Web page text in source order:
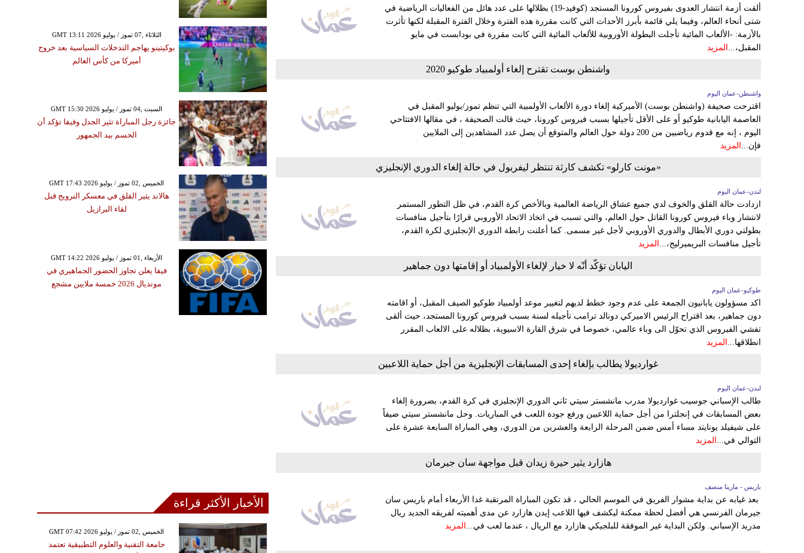
ألقت أزمة انتشار العدوى بفيروس كورونا المستجد (كوفيد-19) بظلالها على عدد هائل من الفعاليات الرياضية في
شتى أنحاء العالم، وفيما يلي قائمة بأبرز الأحداث التي كانت مقررة هذه الفترة وخلال الفترة المقبلة لكنها تأثرت
بالأزمة: -الألعاب المائية تأجلت البطولة الأوروبية للألعاب المائية التي كانت مقررة في بودابست في مايو
المقبل،... المزيد
واشنطن بوست تقترح إلغاء أولمبياد طوكيو 2020
واشنطن-عمان اليوم
اقترحت صحيفة (واشنطن بوست) الأميركية إلغاء دورة الألعاب الأولمبية التي تنظم تموز/يوليو المقبل في
العاصمة اليابانية طوكيو أو على الأقل تأجيلها بسبب فيروس كورونا، حيث قالت الصحيفة ، في مقالها الافتتاحي
اليوم ، إنه مع قدوم رياضيين من 200 دولة حول العالم والمتوقع أن يصل عدد المشاهدين إلى الملايين
فإن...
المزيد
«مونت كارلو» تكشف كارثة تنتظر ليفربول في حالة إلغاء الدوري الإنجليزي
لندن-عمان اليوم
ازدادت حالة القلق والخوف لدي جميع عشاق الرياضة العالمية وبالأخص كرة القدم، في ظل التطور المستمر
لانتشار وباء فيروس كورونا القاتل حول العالم، والتي تسبب في اتخاذ الاتحاد الأوروبي قرارًا بتأجيل منافسات
بطولتي دوري الأبطال والدوري الأوروبي لأجل غير مسمى. كما أعلنت رابطة الدوري الإنجليزي لكرة القدم،
تأجيل منافسات البريميرليج،... المزيد
اليابان تؤكّد أنّه لا خيار لإلغاء الأولمبياد أو إقامتها دون جماهير
طوكيو-عمان اليوم
اكد مسؤولون يابانيون الجمعة على عدم وجود خطط لديهم لتغيير موعد أولمبياد طوكيو الصيف المقبل، أو اقامته
دون جماهير، بعد اقتراح الرئيس الاميركي دونالد ترامب تأجيله لسنة بسبب فيروس كورونا المستجد، حيث ألقى
تفشي الفيروس الذي تحوّل الى وباء عالمي، خصوصا في شرق القارة الاسيوية، بظلاله على الالعاب المقرر
انطلاقها...
المزيد
غوارديولا يطالب بإلغاء إحدى المسابقات الإنجليزية من أجل حماية اللاعبين
لندن-عمان اليوم
طالب الإسباني جوسيب غوارديولا مدرب مانشستر سيتي ثاني الدوري الإنجليزي في كرة القدم، بضرورة إلغاء
بعض المسابقات في إنجلترا من أجل حماية اللاعبين ورفع جودة اللعب في المباريات. وحل مانشستر سيتي ضيفاً
على شيفيلد يونايتد مساء أمس ضمن المرحلة الرابعة والعشرين من الدوري، وهي المباراة السابعة عشرة على
التوالي في... المزيد
هازارد يثير حيرة زيدان قبل مواجهة سان جيرمان
باريس - مارينا منصف
بعد غيابه عن بداية مشوار الفريق في الموسم الحالي ، قد تكون المباراة المرتقبة غدا الأربعاء أمام باريس سان
جيرمان الفرنسي هي أفضل لحظة ممكنة ليكشف فيها اللاعب إيدن هازارد عن مدى أهميته لفريقه الجديد ريال
مدريد الإسباني. ولكن البداية غير الموفقة للبلجيكي هازارد مع الريال ، عندما لعب في... المزيد
GMT 13:11 2026 الثلاثاء ,07 تموز / يوليو
بوكيتينو يهاجم التدخلات السياسية بعد خروج
أميركا من كأس العالم
GMT 15:30 2026 السبت ,04 تموز / يوليو
جائزة رجل المباراة تثير الجدل وفيفا تؤكد أن
الحسم بيد الجمهور
GMT 17:43 2026 الخميس ,02 تموز / يوليو
هالاند يثير القلق في معسكر النرويج قبل
لقاء البرازيل
GMT 14:22 2026 الأربعاء ,01 تموز / يوليو
فيفا يعلن تجاوز الحضور الجماهيري في
مونديال 2026 خمسة ملايين مشجع
الأخبار الأكثر قراءة
GMT 07:42 2026 الخميس ,02 تموز / يوليو
جامعة التقنية والعلوم التطبيقية تعتمد